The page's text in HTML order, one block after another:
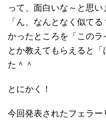
って、面白いな～と思
「ん、なんとなく似て
かったところを「このラ
とか教えてもらえると
た＾＾
とにかく！
今回発表されたフェラー